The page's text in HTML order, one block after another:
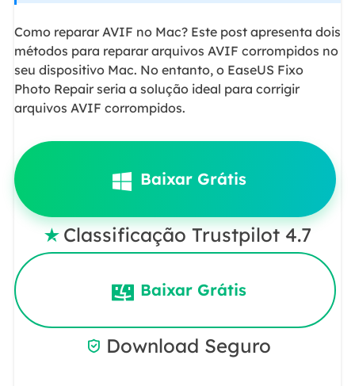
Como reparar AVIF no Mac? Este post apresenta dois
métodos para reparar arquivos AVIF corrompidos no
seu dispositivo Mac. No entanto, o EaseUS Fixo
Photo Repair seria a solução ideal para corrigir
arquivos AVIF corrompidos.
Baixar Grátis
 Classificação Trustpilot 4.7
Baixar Grátis
 Download Seguro